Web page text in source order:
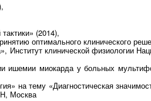
(2014),
оптимального клинического
Институт клинической физиологии
ишемии миокарда у больных
на тему «Диагностическая
Москва